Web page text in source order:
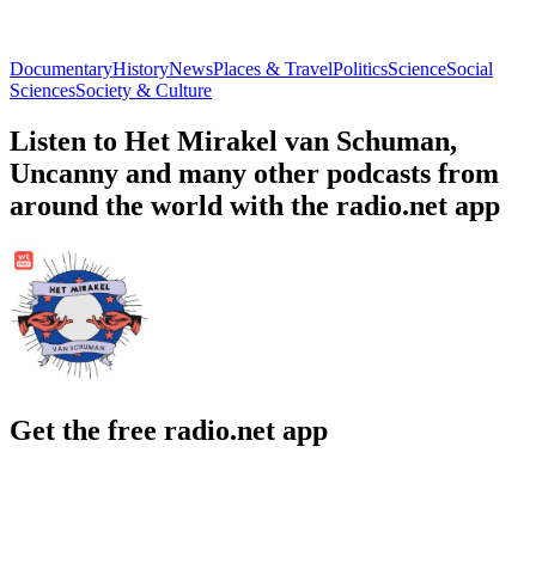
DocumentaryHistoryNewsPlaces & TravelPoliticsScienceSocial
SciencesSociety & Culture
Listen to Het Mirakel van Schuman,
Uncanny and many other podcasts from
around the world with the radio.net app
Get the free radio.net app